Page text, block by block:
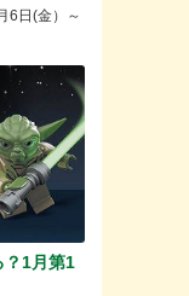
日(金）～
？1月第1